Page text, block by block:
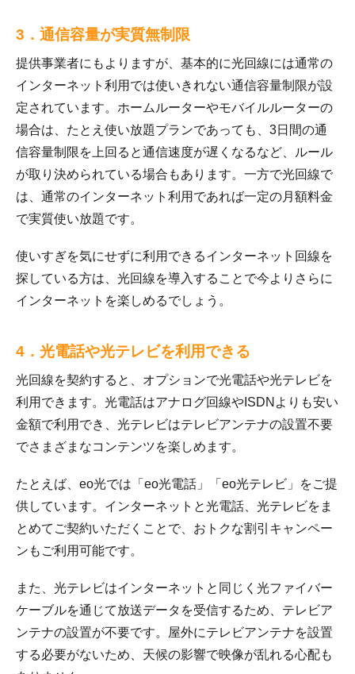
3．通信容量が実質無制限
提供事業者にもよりますが、基本的に光回線には通常の
インターネット利用では使いきれない通信容量制限が設
定されています。ホームルーターやモバイルルーターの
場合は、たとえ使い放題プランであっても、3日間の通
信容量制限を上回ると通信速度が遅くなるなど、ルール
が取り決められている場合もあります。一方で光回線で
は、通常のインターネット利用であれば一定の月額料金
で実質使い放題です。
使いすぎを気にせずに利用できるインターネット回線を
探している方は、光回線を導入することで今よりさらに
インターネットを楽しめるでしょう。
4．光電話や光テレビを利用できる
光回線を契約すると、オプションで光電話や光テレビを
利用できます。光電話はアナログ回線やISDNよりも安い
金額で利用でき、光テレビはテレビアンテナの設置不要
でさまざまなコンテンツを楽しめます。
たとえば、eo光では「eo光電話」「eo光テレビ」をご提
供しています。インターネットと光電話、光テレビをま
とめてご契約いただくことで、おトクな割引キャンペー
ンもご利用可能です。
また、光テレビはインターネットと同じく光ファイバー
ケーブルを通じて放送データを受信するため、テレビア
ンテナの設置が不要です。屋外にテレビアンテナを設置
する必要がないため、天候の影響で映像が乱れる心配も